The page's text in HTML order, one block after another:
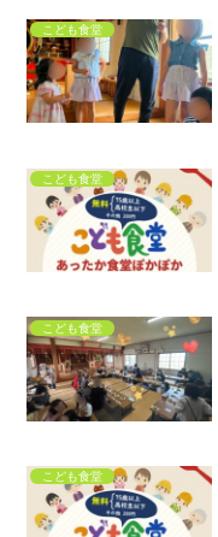
こども食堂
こども食堂
こども食堂
こども食堂